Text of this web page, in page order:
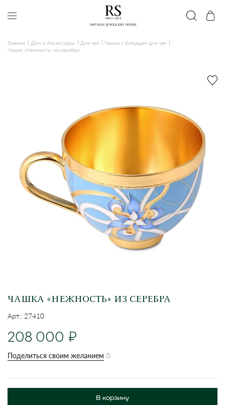
Главная Дом и Аксессуары Для чая
Чашка с блюдцем для чая
Чашка «Нежность» из серебра
ЧАШКА «НЕЖНОСТЬ» ИЗ СЕРЕБРА
Арт.: 27410
208 000
Поделиться своим желанием
В корзину